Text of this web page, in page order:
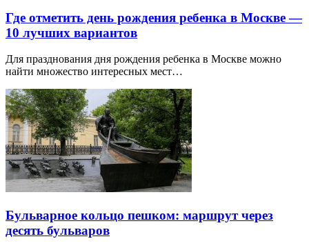
Где отметить день рождения ребенка в Москве —
10 лучших вариантов
Для празднования дня рождения ребенка в Москве можно
найти множество интересных мест…
Бульварное кольцо пешком: маршрут через
десять бульваров